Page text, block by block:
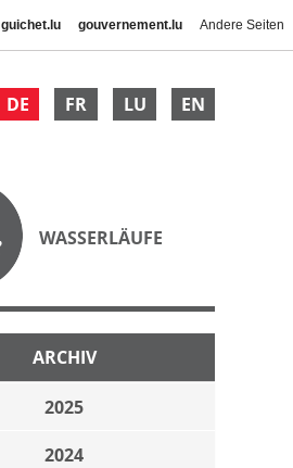
guichet.lu gouvernement.lu Andere Seiten
DE FR LU EN
WASSERLÄUFE
ARCHIV
2025
2024